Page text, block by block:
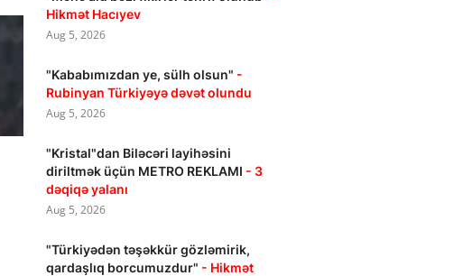
Hikmət Hacıyev
Aug 5, 2026
"Kababımızdan ye, sülh olsun" -
Rubinyan Türkiyəyə dəvət olundu
Aug 5, 2026
"Kristal"dan Biləcəri layihəsini
diriltmək üçün METRO REKLAMI - 3
dəqiqə yalanı
Aug 5, 2026
"Türkiyədən təşəkkür gözləmirik,
qardaşlıq borcumuzdur" - Hikmət